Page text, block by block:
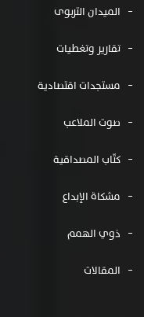
الميدان التربوى
تقارير وتغطيات
مستجدات اقتصادية
صوت الملاعب
كتّاب المصداقية
مشكاة الإبداع
ذوي الهمم
المقالات